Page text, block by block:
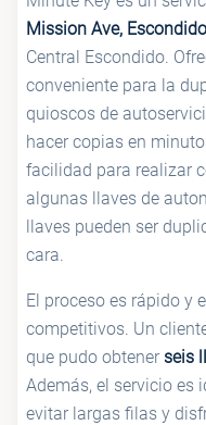
Mission Ave,
Central Escondido.
conveniente para la
quioscos de
hacer copias en
facilidad para realizar
algunas llaves de
llaves pueden ser
cara.
El proceso es rápido y
competitivos. Un
que pudo obtener seis
Además, el servicio es
evitar largas filas y